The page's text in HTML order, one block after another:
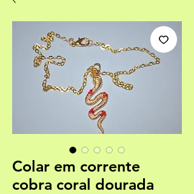
Colar em corrente
cobra coral dourada